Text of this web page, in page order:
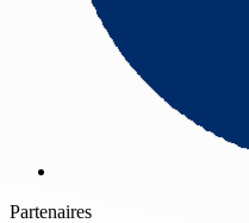
Partenaires